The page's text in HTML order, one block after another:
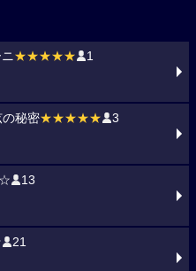
★★★★★ 1
の秘密★★★★★ 3
☆ 13
21